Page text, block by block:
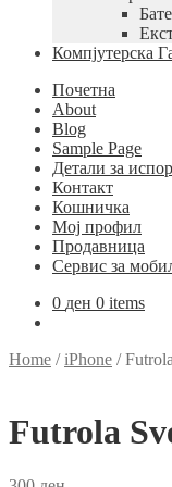
Компјутерска
Почетна
About
Blog
Sample Page
Детали за
Контакт
Кошничка
Мој профил
Продавница
Сервис за
0 ден 0 items
Home /iPhone /
Futrola